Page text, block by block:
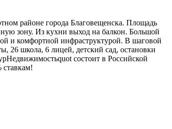
районе города Благовещенска. Площадь
зону. Из кухни выход на балкон. Большой
и комфортной инфраструктурой. В шаговой
26 школа, 6 лицей, детский сад, остановки
состоит в Российской